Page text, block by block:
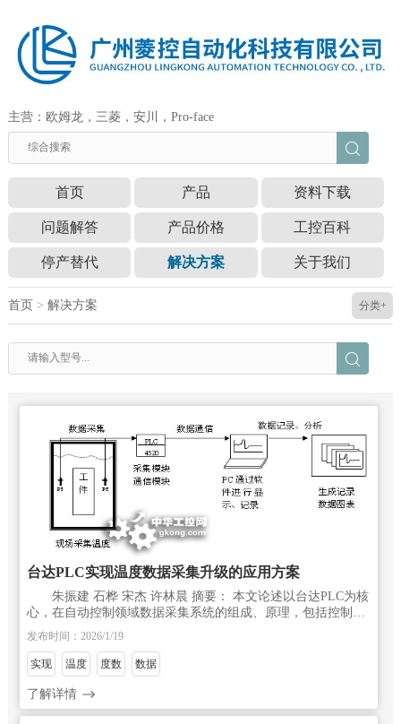
主营：欧姆龙，三菱，安川，Pro-face
首页 产品 资料下载
问题解答 产品价格 工控百科
停产替代 解决方案 关于我们
首页 > 解决方案 分类+
台达PLC实现温度数据采集升级的应用方案
朱振建 石桦 宋杰 许林晨 摘要： 本文论述以台达PLC为核
心，在自动控制领域数据采集系统的组成、原理，包括控制器
的电路构成，特点、组成框图及临时应变方面，组态王软件
（HIM）编程步骤和参数完
发布时间：2026/1/19
实现 温度 度数 数据
了解详情